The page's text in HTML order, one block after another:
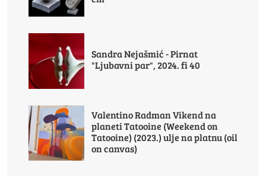
Sandra Nejašmić - Pirnat
"Ljubavni par", 2024. fi 40
Valentino Radman Vikend na
planeti Tatooine (Weekend on
Tatooine) (2023.) ulje na platnu (oil
on canvas)